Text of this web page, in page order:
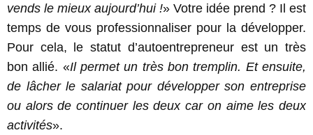
vends le mieux aujourd’hui !» Votre idée prend ? Il est
temps de vous professionnaliser pour la développer.
Pour cela, le statut d’autoentrepreneur est un très
bon allié. «Il permet un très bon tremplin. Et ensuite,
de lâcher le salariat pour développer son entreprise
ou alors de continuer les deux car on aime les deux
activités».